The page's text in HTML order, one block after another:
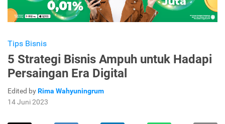
Tips Bisnis
5 Strategi Bisnis Ampuh untuk Hadapi
Persaingan Era Digital
Edited byRima Wahyuningrum
14 Juni 2023